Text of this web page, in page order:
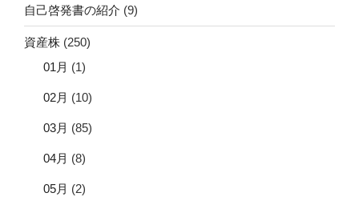
自己啓発書の紹介 (9)
資産株 (250)
01月 (1)
02月 (10)
03月 (85)
04月 (8)
05月 (2)